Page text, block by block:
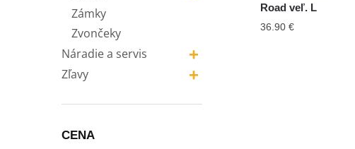
Road veľ. L
36.90 €
Zámky
Zvončeky
+
Náradie a servis
+
Zľavy
CENA